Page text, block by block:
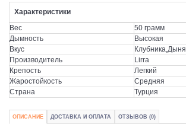
Характеристики
Вес
50 грамм
Дымность
Высокая
Вкус
Клубника,Дыня
Производитель
Lirra
Крепость
Легкий
Жаростойкость
Средняя
Страна
Турция
ОПИСАНИЕ ДОСТАВКА И ОПЛАТА ОТЗЫВОВ (0)